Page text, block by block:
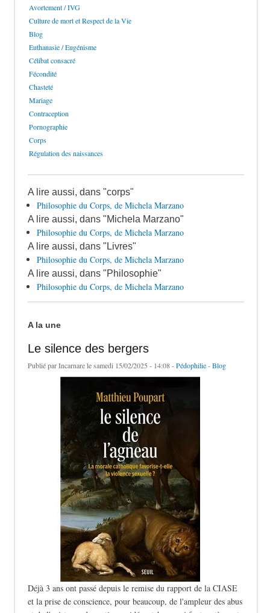
Avortement / IVG
Culture de mort et Respect de la Vie
Blog
Euthanasie / Eugénisme
Célibat consacré
Fécondité
Chasteté
Mariage
Contraception
Pornographie
Corps
Régulation des naissances
A lire aussi, dans "corps"
Philosophie du Corps, de Michela Marzano
A lire aussi, dans "Michela Marzano"
Philosophie du Corps, de Michela Marzano
A lire aussi, dans "Livres"
Philosophie du Corps, de Michela Marzano
A lire aussi, dans "Philosophie"
Philosophie du Corps, de Michela Marzano
A la une
Le silence des bergers
Publié parIncarnarele samedi 15/02/2025 - 14:08 -Pédophilie-Blog
Déjà 3 ans ont passé depuis le remise du rapport de la CIASE
et la prise de conscience, pour beaucoup, de l'ampleur des abus